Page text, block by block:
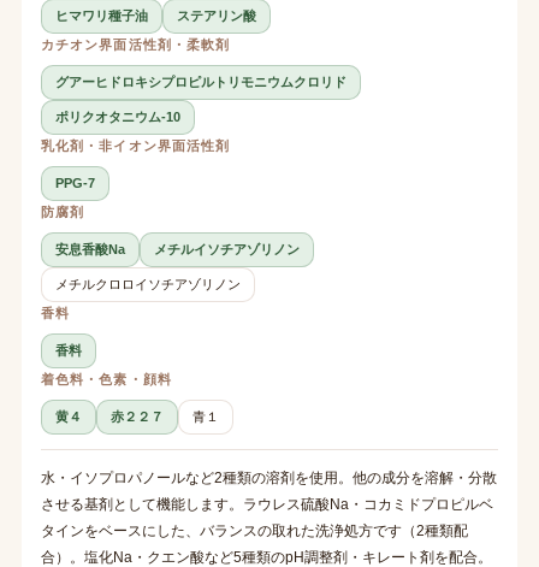
ヒマワリ種子油
ステアリン酸
カチオン界面活性剤・柔軟剤
グアーヒドロキシプロピルトリモニウムクロリド
ポリクオタニウム-10
乳化剤・非イオン界面活性剤
PPG-7
防腐剤
安息香酸Na メチルイソチアゾリノン
メチルクロロイソチアゾリノン
香料
香料
着色料・色素・顔料
黄４ 赤２２７ 青１
水・イソプロパノールなど2種類の溶剤を使用。他の成分を溶解・分散
させる基剤として機能します。ラウレス硫酸Na・コカミドプロピルベ
タインをベースにした、バランスの取れた洗浄処方です（2種類配
合）。塩化Na・クエン酸など5種類のpH調整剤・キレート剤を配合。